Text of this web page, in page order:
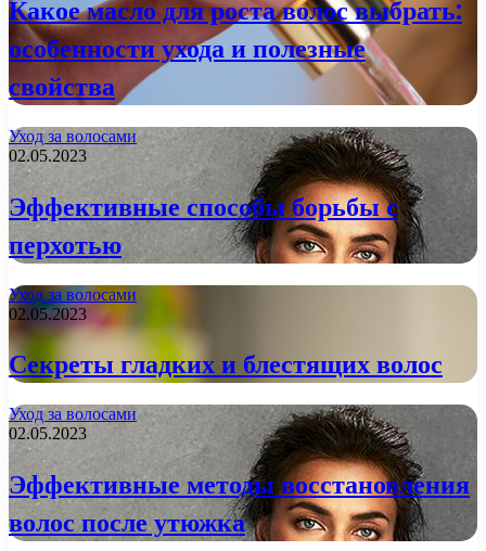
Какое масло для роста волос выбрать:
особенности ухода и полезные
свойства
Уход за волосами
02.05.2023
Эффективные способы борьбы с
перхотью
Уход за волосами
02.05.2023
Секреты гладких и блестящих волос
Уход за волосами
02.05.2023
Эффективные методы восстановления
волос после утюжка